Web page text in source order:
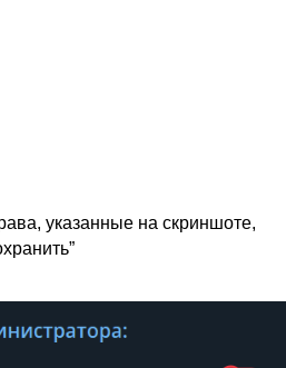
указанные на скриншоте,